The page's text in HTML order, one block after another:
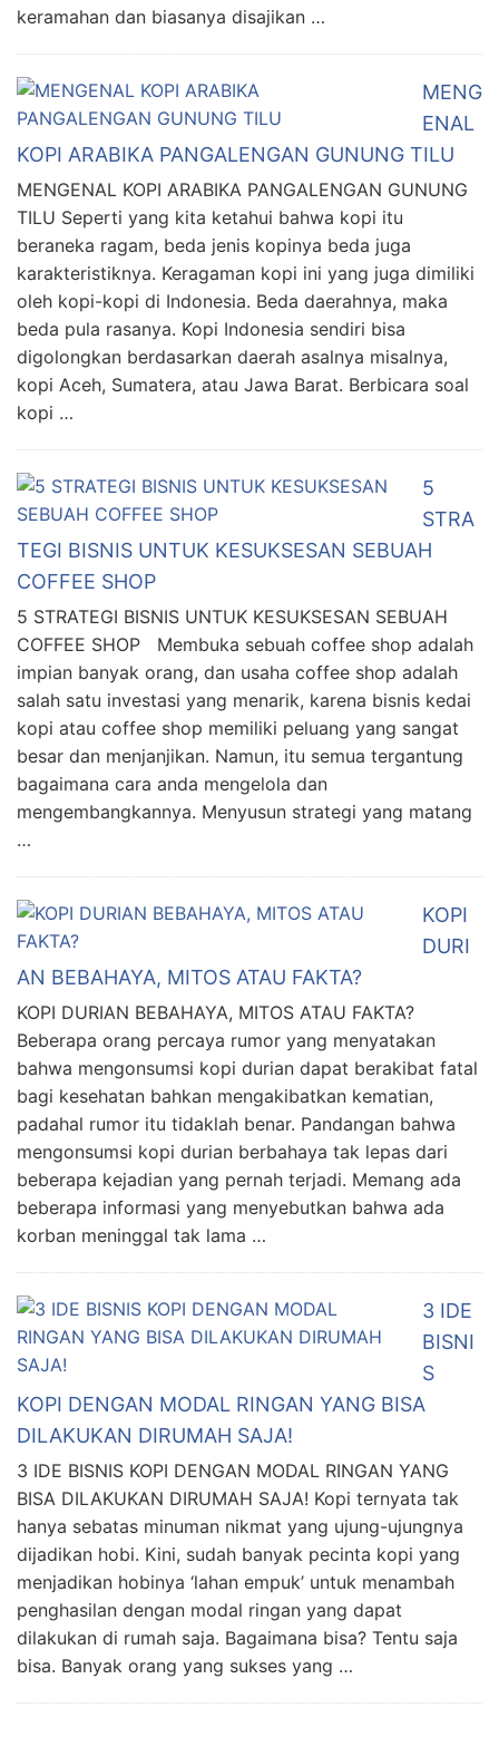
keramahan dan biasanya disajikan …
MENG
ENAL
KOPI ARABIKA PANGALENGAN GUNUNG TILU
MENGENAL KOPI ARABIKA PANGALENGAN GUNUNG
TILU Seperti yang kita ketahui bahwa kopi itu
beraneka ragam, beda jenis kopinya beda juga
karakteristiknya. Keragaman kopi ini yang juga dimiliki
oleh kopi-kopi di Indonesia. Beda daerahnya, maka
beda pula rasanya. Kopi Indonesia sendiri bisa
digolongkan berdasarkan daerah asalnya misalnya,
kopi Aceh, Sumatera, atau Jawa Barat. Berbicara soal
kopi …
5
STRA
TEGI BISNIS UNTUK KESUKSESAN SEBUAH
COFFEE SHOP
5 STRATEGI BISNIS UNTUK KESUKSESAN SEBUAH
COFFEE SHOP Membuka sebuah coffee shop adalah
impian banyak orang, dan usaha coffee shop adalah
salah satu investasi yang menarik, karena bisnis kedai
kopi atau coffee shop memiliki peluang yang sangat
besar dan menjanjikan. Namun, itu semua tergantung
bagaimana cara anda mengelola dan
mengembangkannya. Menyusun strategi yang matang
…
KOPI
DURI
AN BEBAHAYA, MITOS ATAU FAKTA?
KOPI DURIAN BEBAHAYA, MITOS ATAU FAKTA?
Beberapa orang percaya rumor yang menyatakan
bahwa mengonsumsi kopi durian dapat berakibat fatal
bagi kesehatan bahkan mengakibatkan kematian,
padahal rumor itu tidaklah benar. Pandangan bahwa
mengonsumsi kopi durian berbahaya tak lepas dari
beberapa kejadian yang pernah terjadi. Memang ada
beberapa informasi yang menyebutkan bahwa ada
korban meninggal tak lama …
3 IDE
BISNI
S
KOPI DENGAN MODAL RINGAN YANG BISA
DILAKUKAN DIRUMAH SAJA!
3 IDE BISNIS KOPI DENGAN MODAL RINGAN YANG
BISA DILAKUKAN DIRUMAH SAJA! Kopi ternyata tak
hanya sebatas minuman nikmat yang ujung-ujungnya
dijadikan hobi. Kini, sudah banyak pecinta kopi yang
menjadikan hobinya ‘lahan empuk’ untuk menambah
penghasilan dengan modal ringan yang dapat
dilakukan di rumah saja. Bagaimana bisa? Tentu saja
bisa. Banyak orang yang sukses yang …